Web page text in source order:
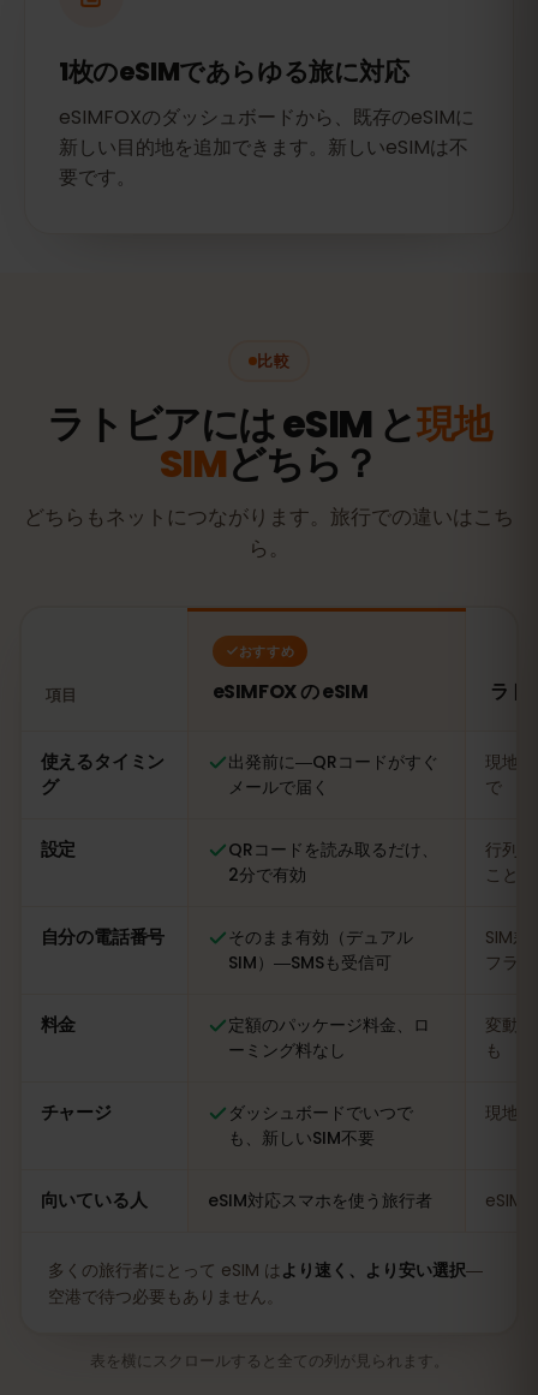
1枚のeSIMであらゆる旅に対応
eSIMFOXのダッシュボードから、既存のeSIMに
新しい目的地を追加できます。新しいeSIMは不
要です。
比較
ラトビアには eSIM と現地
SIMどちら？
どちらもネットにつながります。旅行での違いはこち
ら。
項目
おすすめ
eSIMFOX の eSIM ラト
使えるタイミン
グ
出発前に―QRコードがすぐ
メールで届く
現地
で
設定
QRコードを読み取るだけ、
2分で有効
行列
ことも
自分の電話番号
そのまま有効（デュアル
SIM）―SMSも受信可
SIM
フラ
料金
定額のパッケージ料金、ロ
ーミング料なし
変動
も
チャージ
ダッシュボードでいつで
も、新しいSIM不要
現地
向いている人 eSIM対応スマホを使う旅行者 eSIM
多くの旅行者にとって eSIM は より速く、より安い選択―
空港で待つ必要もありません。
表を横にスクロールすると全ての列が見られます。